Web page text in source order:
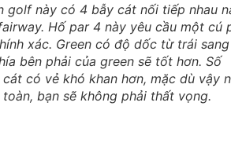
golf này có 4 bẫy cát nối tiếp nhau
Hố par 4 này yêu cầu một cú
xác. Green có độ dốc từ trái sang
bên phải của green sẽ tốt hơn. Số
có vẻ khó khan hơn, mặc dù vậy
bạn sẽ không phải thất vọng.